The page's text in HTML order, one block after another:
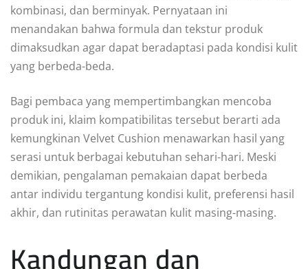
kombinasi, dan berminyak. Pernyataan ini
menandakan bahwa formula dan tekstur produk
dimaksudkan agar dapat beradaptasi pada kondisi kulit
yang berbeda-beda.
Bagi pembaca yang mempertimbangkan mencoba
produk ini, klaim kompatibilitas tersebut berarti ada
kemungkinan Velvet Cushion menawarkan hasil yang
serasi untuk berbagai kebutuhan sehari-hari. Meski
demikian, pengalaman pemakaian dapat berbeda
antar individu tergantung kondisi kulit, preferensi hasil
akhir, dan rutinitas perawatan kulit masing-masing.